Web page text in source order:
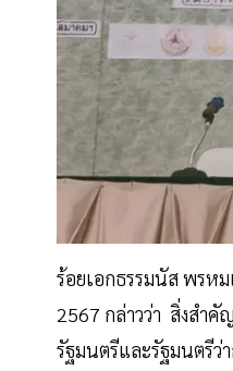
ร้อยเอกธรรมนัส พรห
2567 กล่าวว่า สิ่งสำคั
รัฐมนตรีและรัฐมนตรีว่